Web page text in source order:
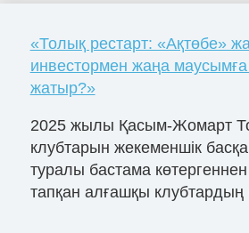
«Толық рестарт: «Ақтөбе»
инвестормен жаңа маусымға
жатыр?»
2025 жылы Қасым-Жомарт
клубтарын жекеменшік
туралы бастама көтергеннен
тапқан алғашқы клубтардың